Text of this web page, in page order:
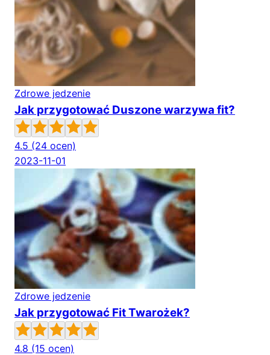
Zdrowe jedzenie
Jak przygotować Duszone warzywa fit?
4.5 (24 ocen)
2023-11-01
Zdrowe jedzenie
Jak przygotować Fit Twarożek?
4.8 (15 ocen)